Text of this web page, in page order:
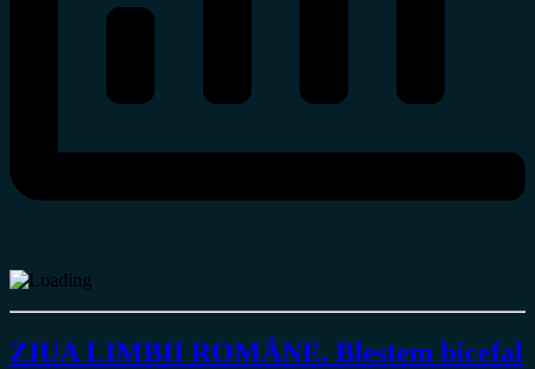
ZIUA LIMBII ROMÂNE. Blestem bicefal